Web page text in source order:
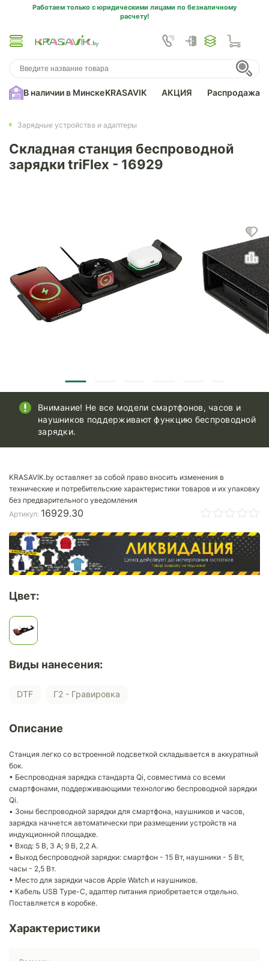
Работаем только с юридическими лицами по безналичному
расчету!
В наличии в МинскеKRASAVIK АКЦИЯ Распродажа
Зарядные устройства и адаптеры
Складная станция беспроводной
зарядки triFlex - 16929
Внимание! Не все модели смартфонов, часов и
наушников поддерживают функцию беспроводной
зарядки.
KRASAVIK.by оставляет за собой право вносить изменения в
технические и потребительские характеристики товаров и их упаковку
без предварительного уведомления
Артикул: 16929.30
Цвет:
Виды нанесения:
DTF Г2 - Гравировка
Описание
Станция легко со встроенной подсветкой складывается в аккуратный
бок.
• Беспроводная зарядка стандарта Qi, совместима со всеми
смартфонами, поддерживающими технологию беспроводной зарядки
Qi.
• Зоны беспроводной зарядки для смартфона, наушников и часов,
зарядка начнется автоматически при размещении устройств на
индукционной площадке.
• Вход: 5 В, 3 A; 9 В, 2,2 A.
• Выход беспроводной зарядки: смартфон - 15 Вт, наушники - 5 Вт,
часы - 2,5 Вт.
• Место для зарядки часов Apple Watch и наушников.
• Кабель USB Type-C, адаптер питания приобретается отдельно.
Поставляется в коробке.
Характеристики